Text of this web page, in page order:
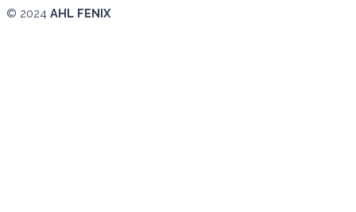
© 2024 AHL FENIX